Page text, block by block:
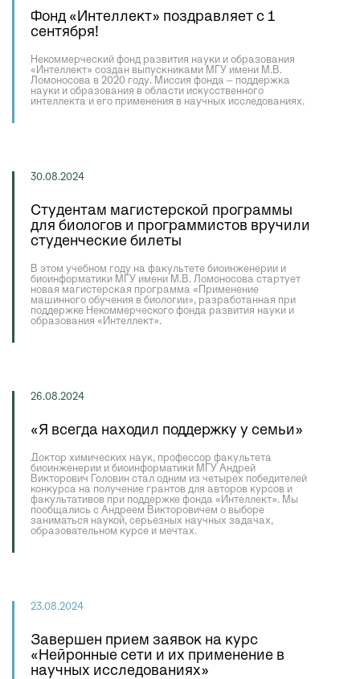
Фонд «Интеллект» поздравляет с 1
сентября!
Некоммерческий фонд развития науки и образования
«Интеллект» создан выпускниками МГУ имени М.В.
Ломоносова в 2020 году. Миссия фонда – поддержка
науки и образования в области искусственного
интеллекта и его применения в научных исследованиях.
30.08.2024
Студентам магистерской программы
для биологов и программистов вручили
студенческие билеты
В этом учебном году на факультете биоинженерии и
биоинформатики МГУ имени М.В. Ломоносова стартует
новая магистерская программа «Применение
машинного обучения в биологии», разработанная при
поддержке Некоммерческого фонда развития науки и
образования «Интеллект».
26.08.2024
«Я всегда находил поддержку у семьи»
Доктор химических наук, профессор факультета
биоинженерии и биоинформатики МГУ Андрей
Викторович Головин стал одним из четырех победителей
конкурса на получение грантов для авторов курсов и
факультативов при поддержке фонда «Интеллект». Мы
пообщались с Андреем Викторовичем о выборе
заниматься наукой, серьезных научных задачах,
образовательном курсе и мечтах.
23.08.2024
Завершен прием заявок на курс
«Нейронные сети и их применение в
научных исследованиях»